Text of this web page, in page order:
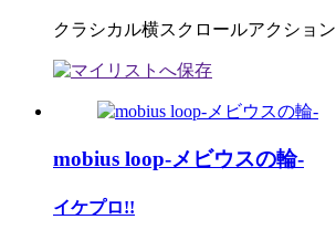
クラシカル横スクロールアクション
mobius loop-メビウスの輪-
イケプロ!!